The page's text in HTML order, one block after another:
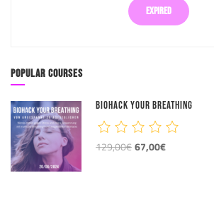
EXPIRED
POPULAR COURSES
BIOHACK YOUR BREATHING
129,00€67,00€